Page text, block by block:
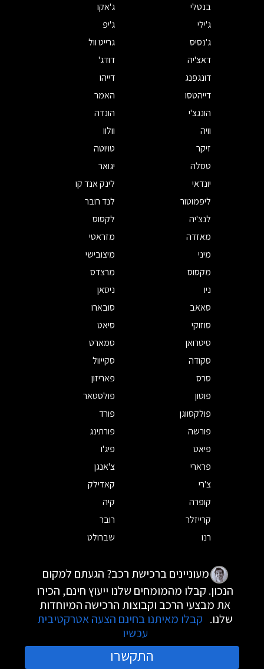
בנטלי
ג'אקו
ג'ילי
ג'יפ
ג'נסיס
גרייט וול
דאצ'יה
דודג'
דונגפנג
דייהו
דייהטסו
האמר
הונגצ'י
הונדה
וויה
וולוו
זיקר
טויוטה
טסלה
יגואר
יונדאי
לינק אנד קו
ליפמוטור
לנד רובר
לנצ'יה
לקסוס
מאזדה
מזראטי
מיני
מיצובישי
מקסוס
מרצדס
ניו
ניסאן
סאאב
סובארו
סוזוקי
סיאט
סיטרואן
סמארט
סקודה
סקייוול
סרס
פאריזון
פוטון
פולסטאר
פולקסווגן
פורד
פורשה
פורתינג
פיאט
פיג'ו
פרארי
צ'אנגן
צ'רי
קאדילק
קופרה
קיה
קרייזלר
רובר
רנו
שברולט
מעוניינים ברכישת רכב? הגעתם למקום
הנכון. קבלו מהמומחים שלנו ייעוץ חינם, הכירו
את מבצעי הרכב וקבוצות הרכישה המיוחדות
שלנו. קבלו מאיתנו בחינם הצעה אטרקטיבית
עכשיו
התקשרו